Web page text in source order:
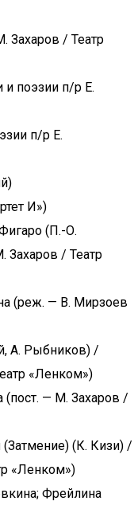
Захаров / Театр
и поэзии п/р Е.
п/р Е.
И»)
(П.-О.
/ Театр
(реж. — В. Мирзоев
А. Рыбников) /
«Ленком»)
(пост. — М. Захаров /
(К. Кизи) /
«Ленком»)
Фрейлина